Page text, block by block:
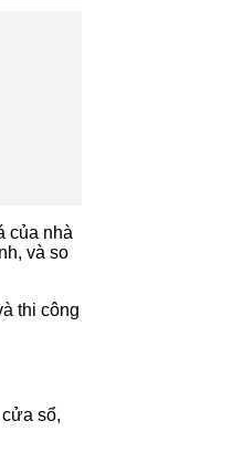
của nhà
và so
thi công
sổ,